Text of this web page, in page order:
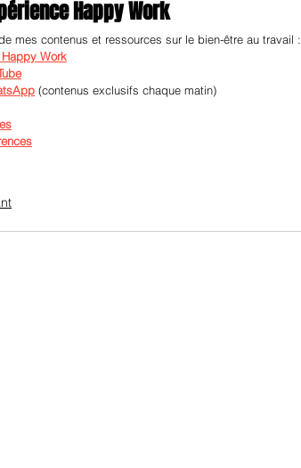
Happy Work
mes contenus et ressources sur le bien-être au travail :
Work
(contenus exclusifs chaque matin)